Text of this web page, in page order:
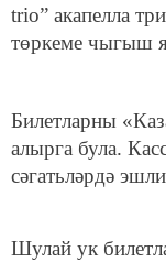
trio” акапелла
төркеме чыгыш
Билетларны
алырга була.
сәгатьләрдә
Шулай ук